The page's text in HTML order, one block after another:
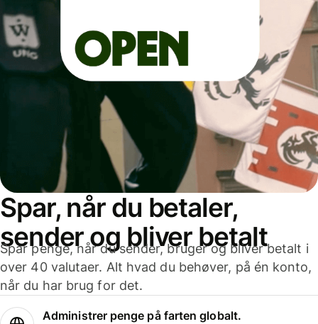
Spar, når du betaler,
sender og bliver betalt
Spar penge, når du sender, bruger og bliver betalt i
over 40 valutaer. Alt hvad du behøver, på én konto,
når du har brug for det.
Administrer penge på farten globalt.